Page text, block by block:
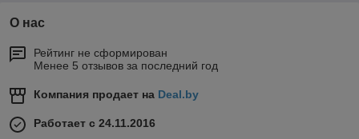
О нас
Рейтинг не сформирован
Менее 5 отзывов за последний год
Компания продает на Deal.by
Работает с 24.11.2016